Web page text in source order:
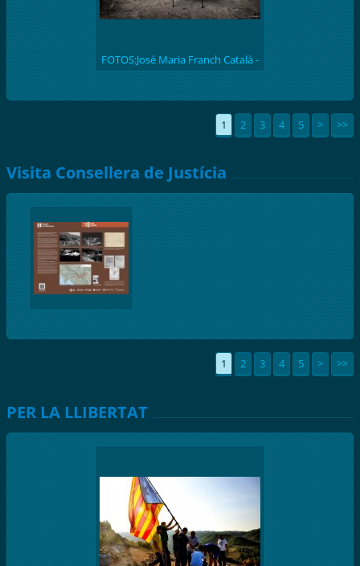
FOTOS:José Maria Franch Català -
1
2 3 4 5 > >>
Visita Consellera de Justícia
1 2 3 4 5 > >>
PER LA LLIBERTAT